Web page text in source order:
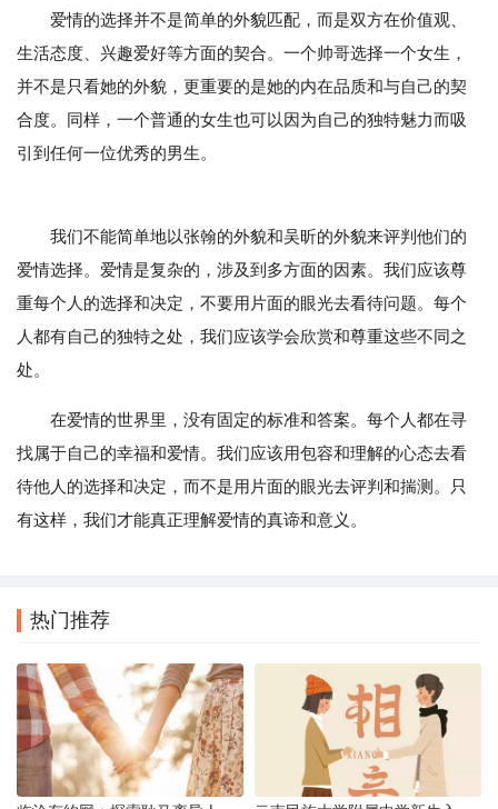
爱情的选择并不是简单的外貌匹配，而是双方在价值观、
生活态度、兴趣爱好等方面的契合。一个帅哥选择一个女生，
并不是只看她的外貌，更重要的是她的内在品质和与自己的契
合度。同样，一个普通的女生也可以因为自己的独特魅力而吸
引到任何一位优秀的男生。
我们不能简单地以张翰的外貌和吴昕的外貌来评判他们的
爱情选择。爱情是复杂的，涉及到多方面的因素。我们应该尊
重每个人的选择和决定，不要用片面的眼光去看待问题。每个
人都有自己的独特之处，我们应该学会欣赏和尊重这些不同之
处。
在爱情的世界里，没有固定的标准和答案。每个人都在寻
找属于自己的幸福和爱情。我们应该用包容和理解的心态去看
待他人的选择和决定，而不是用片面的眼光去评判和揣测。只
有这样，我们才能真正理解爱情的真谛和意义。
热门推荐